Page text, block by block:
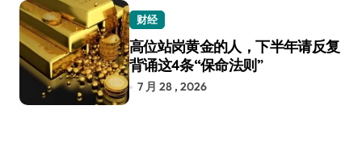
财经
高位站岗黄金的人，下半年请反复
背诵这4条“保命法则”
7 月 28 , 2026